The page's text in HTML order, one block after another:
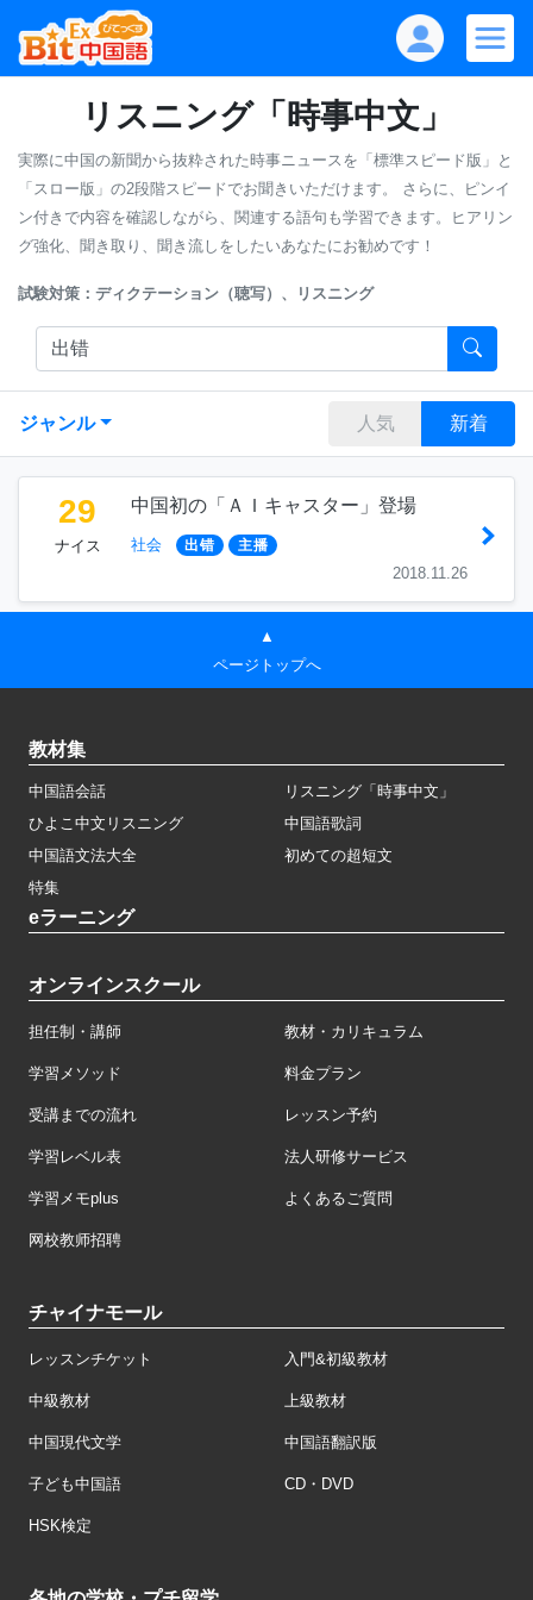
リスニング「時事中文」
実際に中国の新聞から抜粋された時事ニュースを「標準スピード版」と
「スロー版」の2段階スピードでお聞きいただけます。
さらに、ピンイ
ン付きで内容を確認しながら、関連する語句も学習できます。ヒアリン
グ強化、聞き取り、聞き流しをしたいあなたにお勧めです！
試験対策：ディクテーション（聴写）、リスニング
ジャンル 人気 新着
29
ナイス
中国初の「ＡＩキャスター」登場
社会 出错 主播
2018.11.26
▲
ページトップへ
教材集
中国語会話
リスニング「時事中文」
ひよこ中文リスニング
中国語歌詞
中国語文法大全
初めての超短文
特集
eラーニング
オンラインスクール
担任制・講師 教材・カリキュラム
学習メソッド 料金プラン
受講までの流れ レッスン予約
学習レベル表 法人研修サービス
学習メモplus よくあるご質問
网校教师招聘
チャイナモール
レッスンチケット 入門&初級教材
中級教材 上級教材
中国現代文学 中国語翻訳版
子ども中国語 CD・DVD
HSK検定